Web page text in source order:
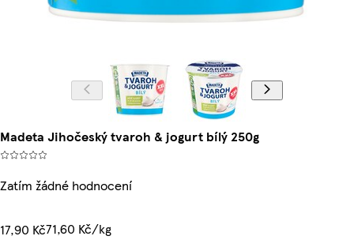
Madeta Jihočeský tvaroh & jogurt bílý 250g
Zatím žádné hodnocení
17,90 Kč71,60 Kč/kg